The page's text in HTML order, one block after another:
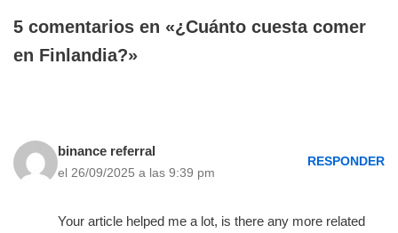
5 comentarios en «¿Cuánto cuesta comer
en Finlandia?»
binance referral
el 26/09/2025 a las 9:39 pm
RESPONDER
Your article helped me a lot, is there any more related